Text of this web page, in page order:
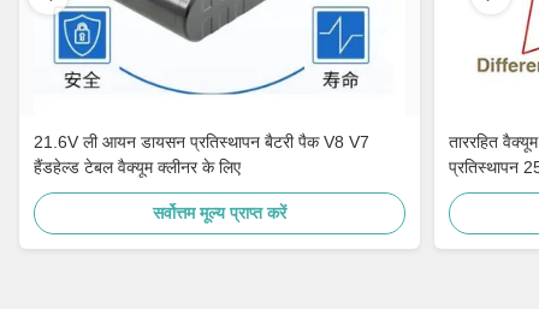
21.6V ली आयन डायसन प्रतिस्थापन बैटरी पैक V8 V7
हैंडहेल्ड टेबल वैक्यूम क्लीनर के लिए
सर्वोत्तम मूल्य प्राप्त करें
ताररहित
प्रतिस्थापन